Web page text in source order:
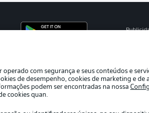
Marca
com segurança e seus conteúdos e
de desempenho, cookies de marketing e de
podem ser encontradas na nossa
cookies quan.